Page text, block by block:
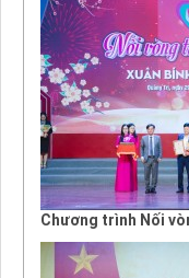
Chương trình Nối